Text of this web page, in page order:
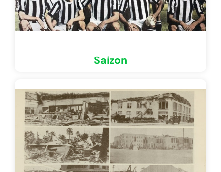
Saizon